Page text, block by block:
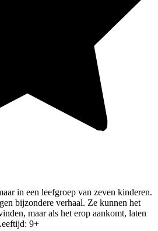
in een leefgroep van zeven kinderen.
bijzondere verhaal. Ze kunnen het
maar als het erop aankomt, laten
9+